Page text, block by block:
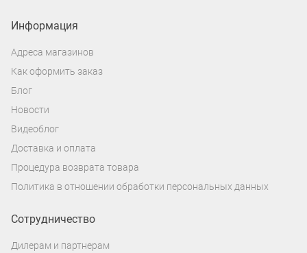
Информация
Адреса магазинов
Как оформить заказ
Блог
Новости
Видеоблог
Доставка и оплата
Процедура возврата товара
Политика в отношении обработки персональных данных
Сотрудничество
Дилерам и партнерам